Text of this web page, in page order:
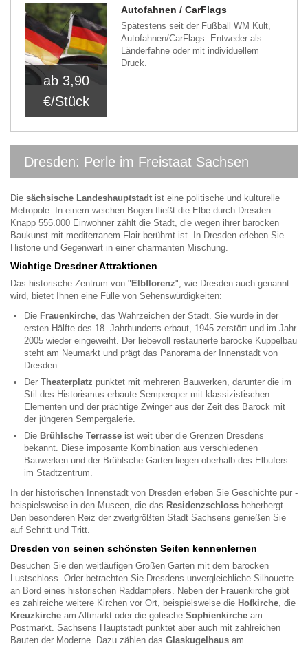
ab 3,90
€/Stück
Autofahnen / CarFlags
Spätestens seit der Fußball WM Kult,
Autofahnen/CarFlags. Entweder als
Länderfahne oder mit individuellem
Druck.
Dresden: Perle im Freistaat Sachsen
Die sächsische Landeshauptstadt ist eine politische und kulturelle
Metropole. In einem weichen Bogen fließt die Elbe durch Dresden.
Knapp 555.000 Einwohner zählt die Stadt, die wegen ihrer barocken
Baukunst mit mediterranem Flair berühmt ist. In Dresden erleben Sie
Historie und Gegenwart in einer charmanten Mischung.
Wichtige Dresdner Attraktionen
Das historische Zentrum von "Elbflorenz", wie Dresden auch genannt
wird, bietet Ihnen eine Fülle von Sehenswürdigkeiten:
Die Frauenkirche , das Wahrzeichen der Stadt. Sie wurde in der
ersten Hälfte des 18. Jahrhunderts erbaut, 1945 zerstört und im Jahr
2005 wieder eingeweiht. Der liebevoll restaurierte barocke Kuppelbau
steht am Neumarkt und prägt das Panorama der Innenstadt von
Dresden.
Der Theaterplatz punktet mit mehreren Bauwerken, darunter die im
Stil des Historismus erbaute Semperoper mit klassizistischen
Elementen und der prächtige Zwinger aus der Zeit des Barock mit
der jüngeren Sempergalerie.
Die Brühlsche Terrasse ist weit über die Grenzen Dresdens
bekannt. Diese imposante Kombination aus verschiedenen
Bauwerken und der Brühlsche Garten liegen oberhalb des Elbufers
im Stadtzentrum.
In der historischen Innenstadt von Dresden erleben Sie Geschichte pur -
beispielsweise in den Museen, die das Residenzschloss beherbergt.
Den besonderen Reiz der zweitgrößten Stadt Sachsens genießen Sie
auf Schritt und Tritt.
Dresden von seinen schönsten Seiten kennenlernen
Besuchen Sie den weitläufigen Großen Garten mit dem barocken
Lustschloss. Oder betrachten Sie Dresdens unvergleichliche Silhouette
an Bord eines historischen Raddampfers. Neben der Frauenkirche gibt
es zahlreiche weitere Kirchen vor Ort, beispielsweise die Hofkirche , die
Kreuzkirche am Altmarkt oder die gotische Sophienkirche am
Postmarkt. Sachsens Hauptstadt punktet aber auch mit zahlreichen
Bauten der Moderne. Dazu zählen das Glaskugelhaus am